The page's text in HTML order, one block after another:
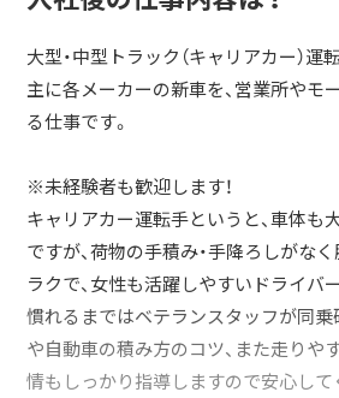
大型・中型トラック（キャリアカー）運
主に各メーカーの新車を、営業所やモ
る仕事です。
※未経験者も歓迎します！
キャリアカー運転手というと、車体も
ですが、荷物の手積み・手降ろしがな
ラクで、女性も活躍しやすいドライバ
慣れるまではベテランスタッフが同乗
や自動車の積み方のコツ、また走りや
情もしっかり指導しますので安心して